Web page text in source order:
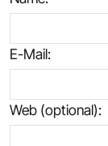
E-Mail:
Web (optional):